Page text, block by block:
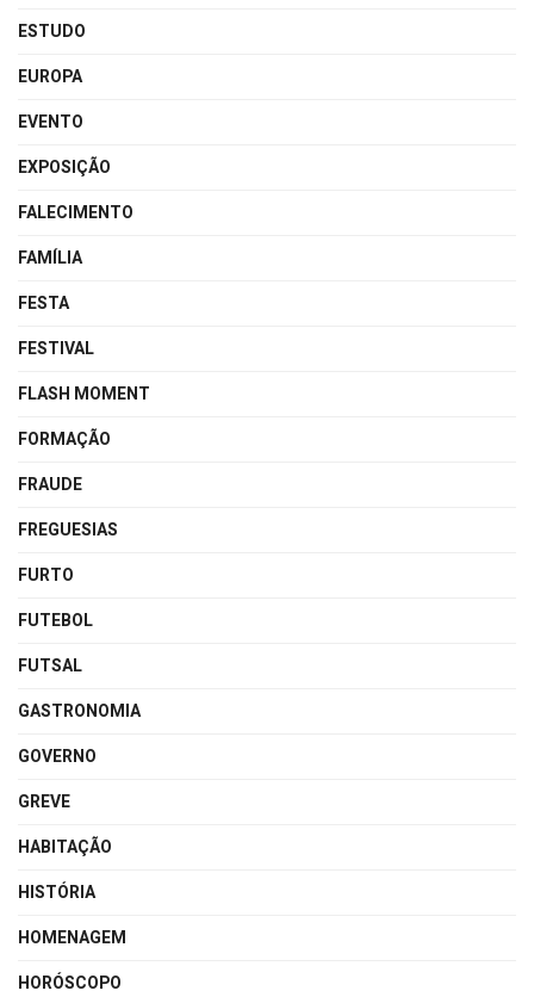
ESTUDO
EUROPA
EVENTO
EXPOSIÇÃO
FALECIMENTO
FAMÍLIA
FESTA
FESTIVAL
FLASH MOMENT
FORMAÇÃO
FRAUDE
FREGUESIAS
FURTO
FUTEBOL
FUTSAL
GASTRONOMIA
GOVERNO
GREVE
HABITAÇÃO
HISTÓRIA
HOMENAGEM
HORÓSCOPO